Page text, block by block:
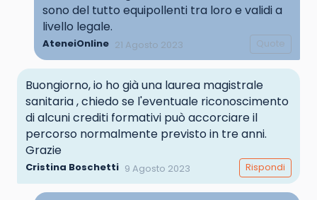
sono del tutto equipollenti tra loro e validi a
livello legale.
AteneiOnline 21 Agosto 2023 Quote
Buongiorno, io ho già una laurea magistrale
sanitaria , chiedo se l'eventuale riconoscimento
di alcuni crediti formativi può accorciare il
percorso normalmente previsto in tre anni.
Grazie
Cristina Boschetti 9 Agosto 2023 Rispondi